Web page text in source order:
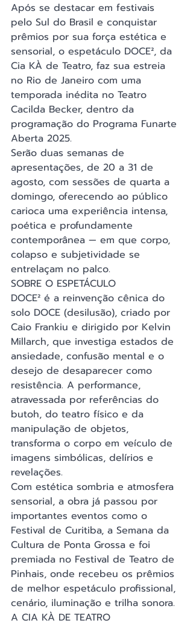
Após se destacar em festivais
pelo Sul do Brasil e conquistar
prêmios por sua força estética e
sensorial, o espetáculo DOCE², da
Cia KÀ de Teatro, faz sua estreia
no Rio de Janeiro com uma
temporada inédita no Teatro
Cacilda Becker, dentro da
programação do Programa Funarte
Aberta 2025.
Serão duas semanas de
apresentações, de 20 a 31 de
agosto, com sessões de quarta a
domingo, oferecendo ao público
carioca uma experiência intensa,
poética e profundamente
contemporânea — em que corpo,
colapso e subjetividade se
entrelaçam no palco.
SOBRE O ESPETÁCULO
DOCE² é a reinvenção cênica do
solo DOCE (desilusão), criado por
Caio Frankiu e dirigido por Kelvin
Millarch, que investiga estados de
ansiedade, confusão mental e o
desejo de desaparecer como
resistência. A performance,
atravessada por referências do
butoh, do teatro físico e da
manipulação de objetos,
transforma o corpo em veículo de
imagens simbólicas, delírios e
revelações.
Com estética sombria e atmosfera
sensorial, a obra já passou por
importantes eventos como o
Festival de Curitiba, a Semana da
Cultura de Ponta Grossa e foi
premiada no Festival de Teatro de
Pinhais, onde recebeu os prêmios
de melhor espetáculo profissional,
cenário, iluminação e trilha sonora.
A CIA KÀ DE TEATRO